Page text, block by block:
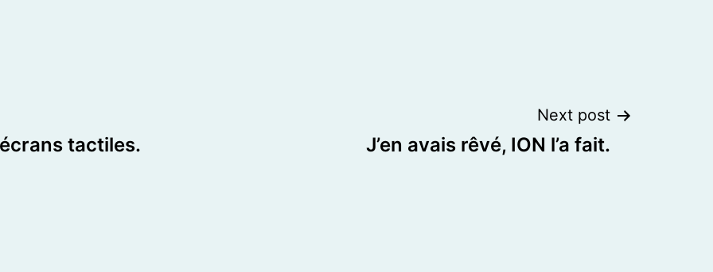
tactiles.
Next post
J’en avais rêvé, ION l’a fait.